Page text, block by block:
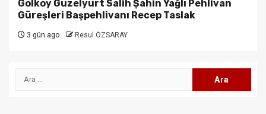
Gölköy Güzelyurt Salih Şahin Yağlı Pehlivan
Güreşleri Başpehlivanı Recep Taslak
3 gün ago Resul ÖZSARAY
Arama: